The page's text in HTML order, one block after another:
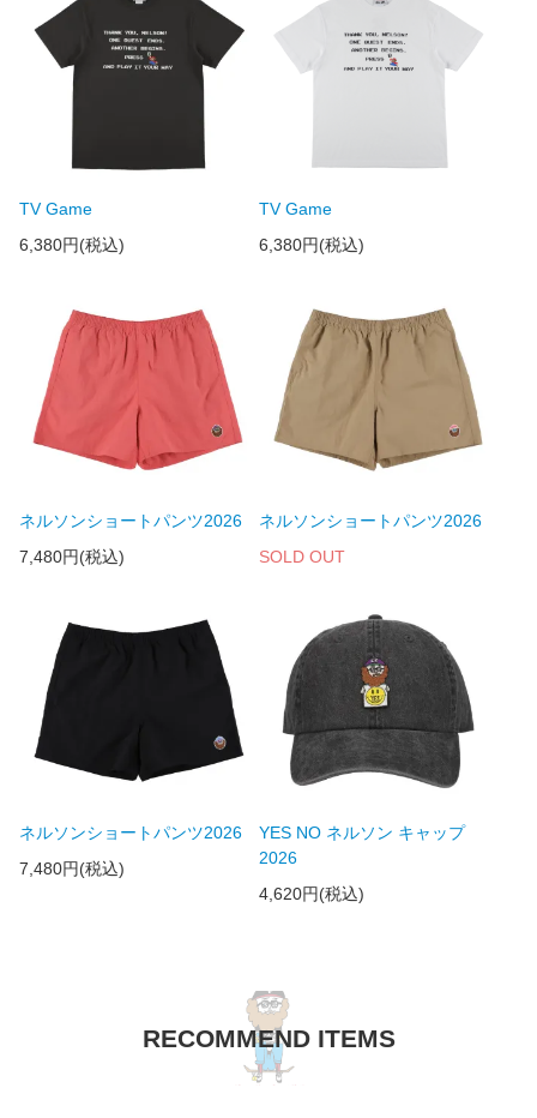
TV Game
6,380円(税込)
TV Game
6,380円(税込)
ネルソンショートパンツ2026
7,480円(税込)
ネルソンショートパンツ2026
SOLD OUT
ネルソンショートパンツ2026
7,480円(税込)
YES NO ネルソン キャップ
2026
4,620円(税込)
RECOMMEND ITEMS